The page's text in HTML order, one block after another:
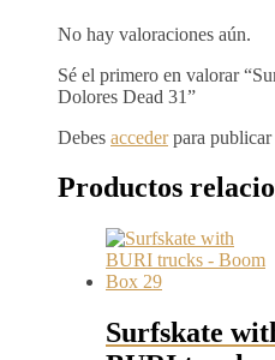
No hay valoraciones aún.
Sé el primero en valorar
Dolores Dead 31”
Debes accederpara publicar
Productos
Surfskate